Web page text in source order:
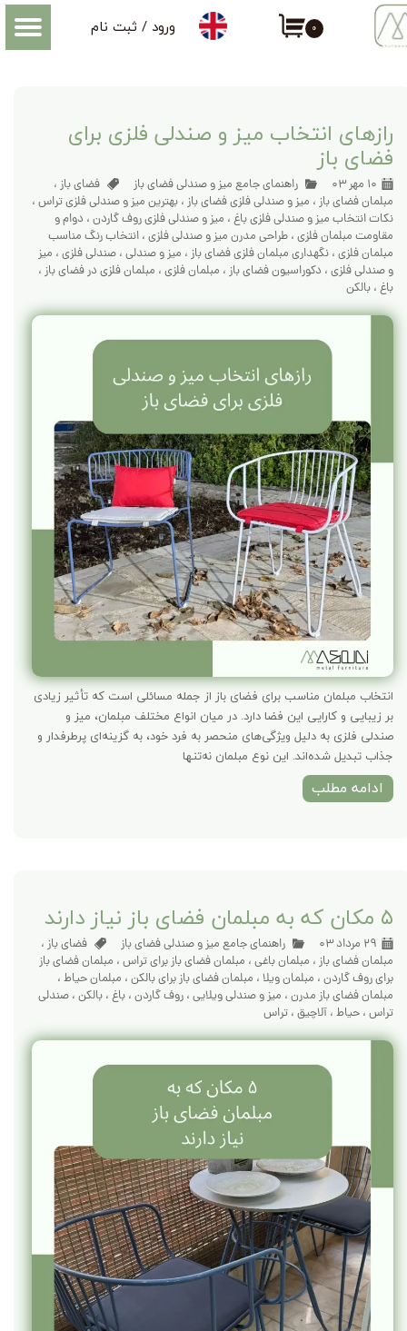
۰ ورود / ثبت نام
حساب کاربری من
سفارشات
خروج از حساب کاربری
رازهای انتخاب میز و صندلی فلزی برای
فضای باز
۱۰ مهر ۰۳ راهنمای جامع میز و صندلی فضای باز فضای باز ،
مبلمان فضای باز ، میز و صندلی فلزی فضای باز ، بهترین میز و صندلی فلزی تراس ،
نکات انتخاب میز و صندلی فلزی باغ ، میز و صندلی فلزی روف گاردن ، دوام و
مقاومت مبلمان فلزی ، طراحی مدرن میز و صندلی فلزی ، انتخاب رنگ مناسب
مبلمان فلزی ، نگهداری مبلمان فلزی فضای باز ، میز و صندلی ، صندلی فلزی ، میز
و صندلی فلزی ، دکوراسیون فضای باز ، مبلمان فلزی ، مبلمان فلزی در فضای باز ،
باغ ، بالکن
انتخاب مبلمان مناسب برای فضای باز از جمله مسائلی است که تأثیر زیادی
بر زیبایی و کارایی این فضا دارد. در میان انواع مختلف مبلمان، میز و
صندلی فلزی به دلیل ویژگی‌های منحصر به فرد خود، به گزینه‌ای پرطرفدار و
جذاب تبدیل شده‌اند. این نوع مبلمان نه‌تنها
ادامه مطلب
۵ مکان که به مبلمان فضای باز نیاز دارند
۲۹ مرداد ۰۳ راهنمای جامع میز و صندلی فضای باز فضای باز ،
مبلمان فضای باز ، مبلمان باغی ، مبلمان فضای باز برای تراس ، مبلمان فضای باز
برای روف گاردن ، مبلمان ویلا ، مبلمان فضای باز برای بالکن ، مبلمان حیاط ،
مبلمان فضای باز مدرن ، میز و صندلی ویلایی ، روف گاردن ، باغ ، بالکن ، صندلی
تراس ، حیاط ، آلاچیق ، تراس